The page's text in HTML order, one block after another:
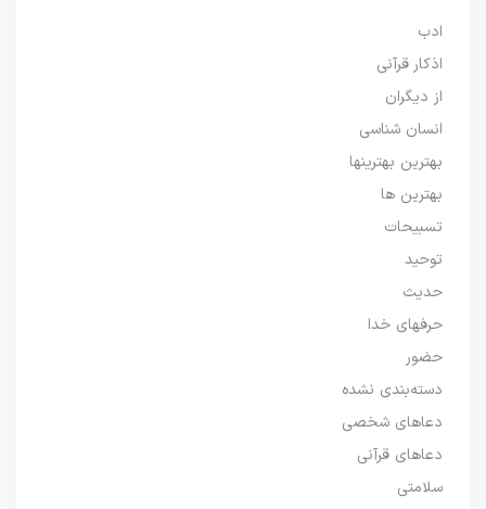
ادب
اذکار قرآنی
از دیگران
انسان شناسی
بهترین بهترینها
بهترین ها
تسبیحات
توحید
حدیث
حرفهای خدا
حضور
دسته‌بندی نشده
دعاهای شخصی
دعاهای قرآنی
سلامتی